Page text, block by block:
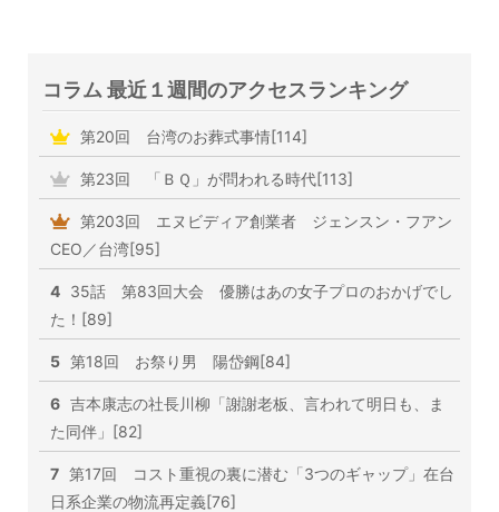
コラム 最近１週間のアクセスランキング
第20回 台湾のお葬式事情[114]
第23回 「ＢＱ」が問われる時代[113]
第203回 エヌビディア創業者 ジェンスン・フアン
CEO／台湾[95]
4 35話 第83回大会 優勝はあの女子プロのおかげでし
た！[89]
5 第18回 お祭り男 陽岱鋼[84]
6 吉本康志の社長川柳「謝謝老板、言われて明日も、ま
た同伴」[82]
7 第17回 コスト重視の裏に潜む「3つのギャップ」在台
日系企業の物流再定義[76]